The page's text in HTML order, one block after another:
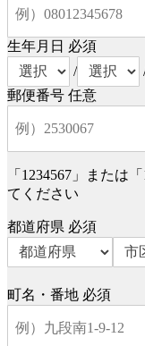
生年月日 必須
/
郵便番号 任意
「1234567」または
てください
都道府県 必須
町名・番地 必須